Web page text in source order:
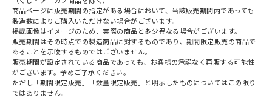
商品ページに販売期間の指定がある場合において、当該販売期間内であっても
製造数によりご購入いただけない場合がございます。
掲載画像はイメージのため、実際の商品と多少異なる場合がございます。
販売期間はその時点での製造商品に対するものであり、期間限定販売の商品で
あることを示唆するものではございません。
販売期間が設定されている商品であっても、お客様の承諾なく再販する可能性
がございます。予めご了承ください。
ただし「期間限定販売」「数量限定販売」と明示したものについてはこの限り
ではありません。